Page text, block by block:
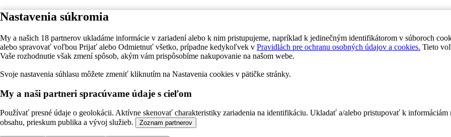
Nastavenia súkromia
My a našich 18 partnerov ukladáme informácie v zariadení alebo k nim pristupujeme, napríklad k jedinečným identifikátorom v súboroch
alebo spravovať voľbou Prijať alebo Odmietnuť všetko, prípadne kedykoľvek v Pravidlách pre ochranu osobných údajov a cookies. Tieto
Vaše rozhodnutie však zmení spôsob, akým vám prispôsobíme nakupovanie na našom webe.
Svoje nastavenia súhlasu môžete zmeniť kliknutím na Nastavenia cookies v pätičke stránky.
My a naši partneri spracúvame údaje s cieľom
Používať presné údaje o geolokácii. Aktívne skenovať charakteristiky zariadenia na identifikáciu. Ukladať a/alebo pristupovať k informáciám
obsahu, prieskum publika a vývoj služieb.
Zoznam partnerov